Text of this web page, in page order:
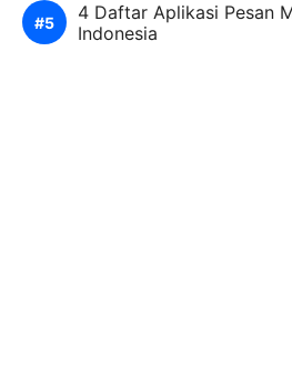
4 Daftar Aplikasi Pesan
Indonesia